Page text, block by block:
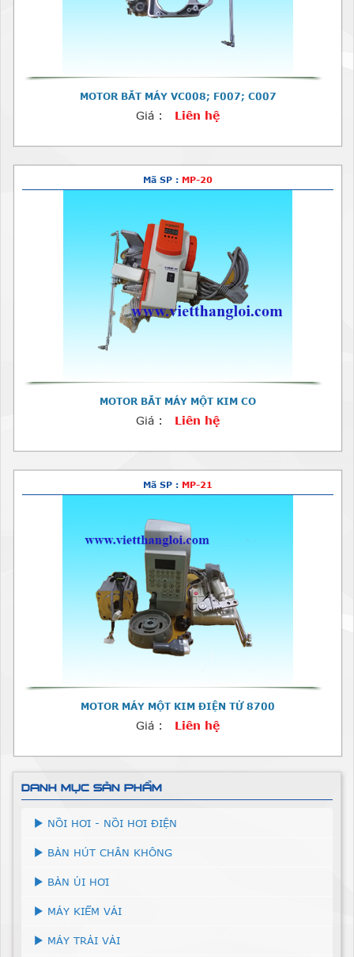
MOTOR BẮT MÁY VC008; F007; C007
Giá : Liên hệ
Mã SP : MP-20
MOTOR BẮT MÁY MỘT KIM CO
Giá : Liên hệ
Mã SP : MP-21
MOTOR MÁY MỘT KIM ĐIỆN TỬ 8700
Giá : Liên hệ
DANH MỤC SẢN PHẨM
NỒI HƠI - NỒI HƠI ĐIỆN
BÀN HÚT CHÂN KHÔNG
BÀN ỦI HƠI
MÁY KIỂM VẢI
MÁY TRẢI VẢI